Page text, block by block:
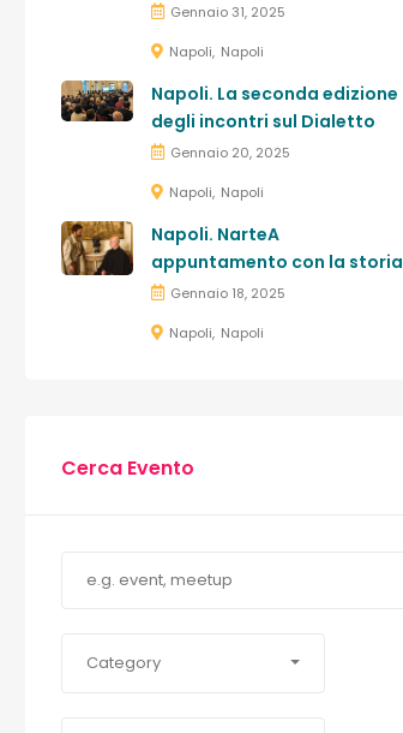
Gennaio 31, 2025
Napoli Napoli
Napoli. La seconda edizione
degli incontri sul Dialetto
Gennaio 20, 2025
Napoli Napoli
Napoli. NarteA
appuntamento con la storia
Gennaio 18, 2025
Napoli Napoli
Cerca Evento
Category